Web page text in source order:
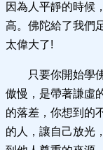
因為人平靜的時候
高。佛陀給了我們
太偉大了!
只要你開始學
傲慢，是帶著謙虛
的落差，你想到的
的人，讓自己放光